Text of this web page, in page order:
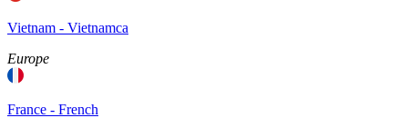
Vietnam - Vietnamca
Europe
France - French